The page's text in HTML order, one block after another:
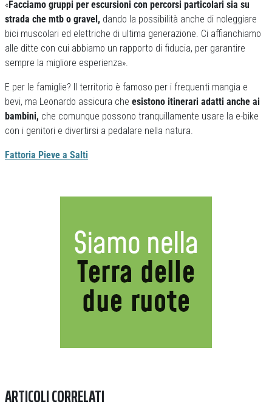
«Facciamo gruppi per escursioni con percorsi particolari sia su
strada che mtb o gravel, dando la possibilità anche di noleggiare
bici muscolari ed elettriche di ultima generazione. Ci affianchiamo
alle ditte con cui abbiamo un rapporto di fiducia, per garantire
sempre la migliore esperienza».
E per le famiglie? Il territorio è famoso per i frequenti mangia e
bevi, ma Leonardo assicura che esistono itinerari adatti anche ai
bambini, che comunque possono tranquillamente usare la e-bike
con i genitori e divertirsi a pedalare nella natura.
Fattoria Pieve a Salti
ARTICOLI CORRELATI